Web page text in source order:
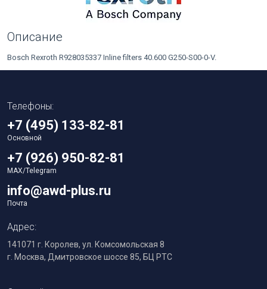
Описание
Bosch Rexroth R928035337 Inline filters 40.600 G250-S00-0-V.
Телефоны:
+7 (495) 133-82-81
Основной
+7 (926) 950-82-81
MAX/Telegram
info@awd-plus.ru
Почта
Адрес:
141071 г. Королев, ул. Комсомольская 8
г. Москва, Дмитровское шоссе 85, БЦ РТС